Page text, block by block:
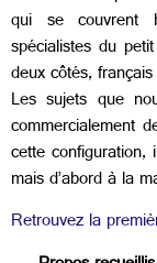
qui se couvrent
spécialistes du
deux côtés,
Les sujets que
commercialement
cette configuration,
mais d’abord à la
Retrouvez la